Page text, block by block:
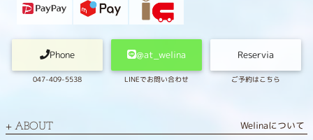
Phone
047-409-5538
@at_welina
LINEでお問い合わせ
Reservia
ご予約はこちら
ABOUT Welinaについて